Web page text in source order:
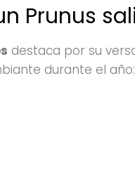
Prunus
destaca por su
durante el año: